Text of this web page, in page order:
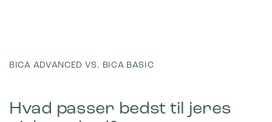
Piktogram Papir 10×10 cm
BICA ADVANCED VS. BICA BASIC
Hvad passer bedst til jeres